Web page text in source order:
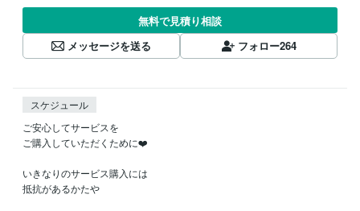
無料で見積り相談
メッセージを送る
フォロー264
スケジュール
ご安心してサービスを
ご購入していただくために❤️
いきなりのサービス購入には
抵抗があるかたや